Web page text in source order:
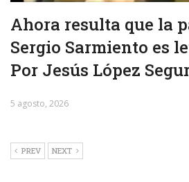
Ahora resulta que la
Sergio Sarmiento es
Por Jesús López
5 agosto, 2026
PREV NEXT